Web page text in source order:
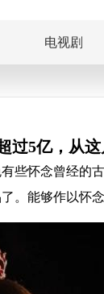
电视剧
过5亿，从
怀念曾经的
。能够作以怀